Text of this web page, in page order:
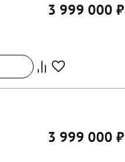
3 999 000 ₽
3 999 000 ₽